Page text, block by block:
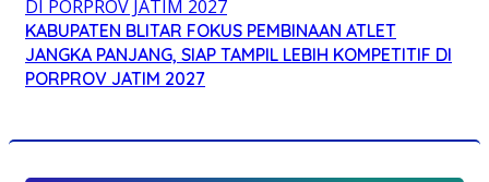
KABUPATEN BLITAR FOKUS PEMBINAAN ATLET
JANGKA PANJANG, SIAP TAMPIL LEBIH KOMPETITIF DI
PORPROV JATIM 2027